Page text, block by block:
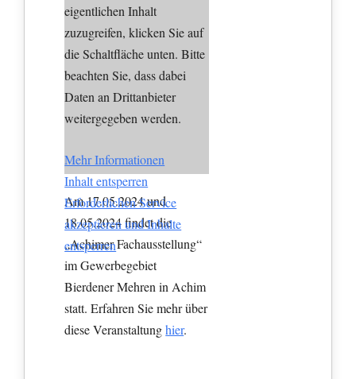
eigentlichen Inhalt
zuzugreifen, klicken Sie auf
die Schaltfläche unten. Bitte
beachten Sie, dass dabei
Daten an Drittanbieter
weitergegeben werden.
Mehr Informationen
Inhalt entsperren
Erforderlichen Service
akzeptieren und Inhalte
entsperren
Am 17.05.2024 und
18.05.2024 findet die
„Achimer Fachausstellung“
im Gewerbegebiet
Bierdener Mehren in Achim
statt. Erfahren Sie mehr über
diese Veranstaltunghier.